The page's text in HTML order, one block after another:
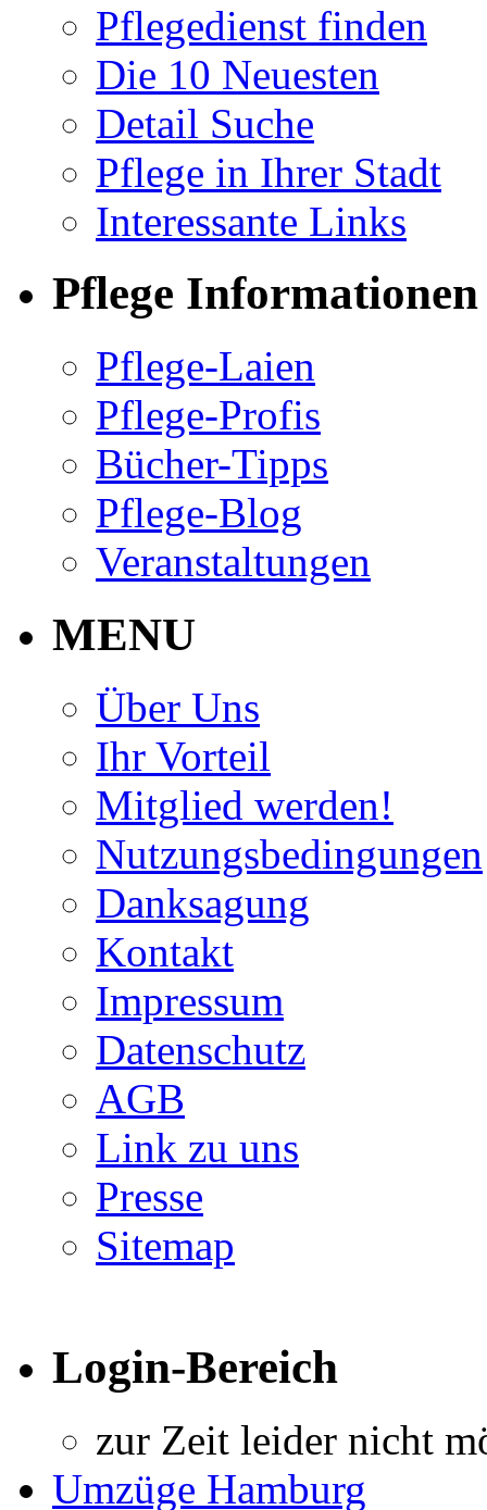
Pflegedienst finden
Die 10 Neuesten
Detail Suche
Pflege in Ihrer Stadt
Interessante Links
Pflege Informationen
Pflege-Laien
Pflege-Profis
Bücher-Tipps
Pflege-Blog
Veranstaltungen
MENU
Über Uns
Ihr Vorteil
Mitglied werden!
Nutzungsbedingungen
Danksagung
Kontakt
Impressum
Datenschutz
AGB
Link zu uns
Presse
Sitemap
Login-Bereich
zur Zeit leider nicht
Umzüge Hamburg